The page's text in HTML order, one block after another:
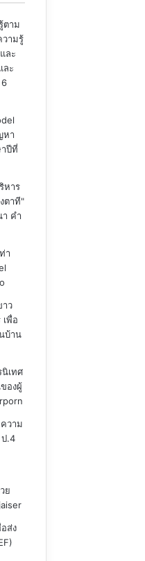
ตาม
วามรู้
ละ
ละ
หา
ปีที่
หาร
ตาที"
คำ
า
ว
พื่อ
บ้าน
นิเทศ
องผู้
วาม
.4
ย
ส่ง